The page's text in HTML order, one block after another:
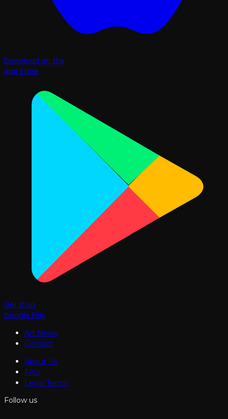
Download on the
App Store
Get it on
Google Play
Art News
Contact
About Us
FAQ
Legal Terms
Follow us